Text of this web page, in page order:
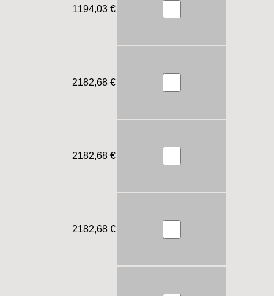
1194,03 €
2182,68 €
2182,68 €
2182,68 €